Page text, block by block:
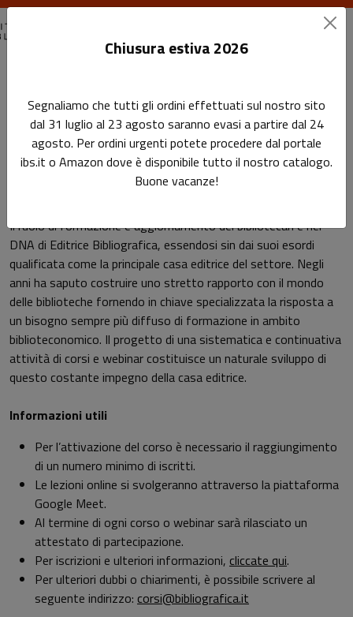
Corsi e webinar per
bibliotecari
Sottotitolo non presente: Corsi e
Leggi l'articolo
Il ruolo di formazione e aggiornamento dei bibliotecari è nel
DNA di Editrice Bibliografica, essendosi sin dai suoi esordi
qualificata come la principale casa editrice del settore. Negli
anni ha saputo costruire uno stretto rapporto con il mondo
delle biblioteche fornendo in chiave specializzata la risposta a
un bisogno sempre più diffuso di formazione in ambito
biblioteconomico. Il progetto di una sistematica e continuativa
attività di corsi e webinar costituisce un naturale sviluppo di
questo costante impegno della casa editrice.
Informazioni utili
Per l’attivazione del corso è necessario il raggiungimento
di un numero minimo di iscritti.
Le lezioni online si svolgeranno attraverso la piattaforma
Google Meet.
Al termine di ogni corso o webinar sarà rilasciato un
attestato di partecipazione.
Per iscrizioni e ulteriori informazioni, cliccate qui.
Per ulteriori dubbi o chiarimenti, è possibile scrivere al
seguente indirizzo: corsi@bibliografica.it
Chiusura estiva 2026
Segnaliamo che tutti gli ordini effettuati sul nostro sito
dal 31 luglio al 23 agosto saranno evasi a partire dal 24
agosto. Per ordini urgenti potete procedere dal portale
ibs.it o Amazon dove è disponibile tutto il nostro catalogo.
Buone vacanze!